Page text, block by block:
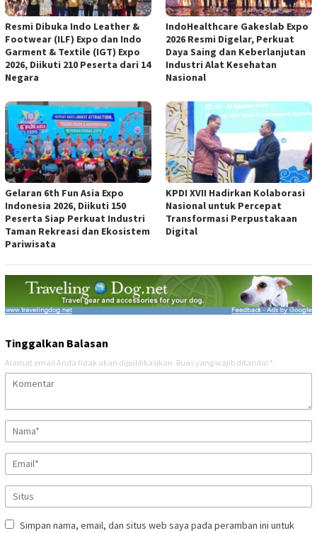
Resmi Dibuka Indo Leather &
Footwear (ILF) Expo dan Indo
Garment & Textile (IGT) Expo
2026, Diikuti 210 Peserta dari 14
Negara
IndoHealthcare Gakeslab Expo
2026 Resmi Digelar, Perkuat
Daya Saing dan Keberlanjutan
Industri Alat Kesehatan
Nasional
Gelaran 6th Fun Asia Expo
Indonesia 2026, Diikuti 150
Peserta Siap Perkuat Industri
Taman Rekreasi dan Ekosistem
Pariwisata
KPDI XVII Hadirkan Kolaborasi
Nasional untuk Percepat
Transformasi Perpustakaan
Digital
Tinggalkan Balasan
Alamat email Anda tidak akan dipublikasikan. Ruas yang wajib ditandai *
Simpan nama, email, dan situs web saya pada peramban ini untuk